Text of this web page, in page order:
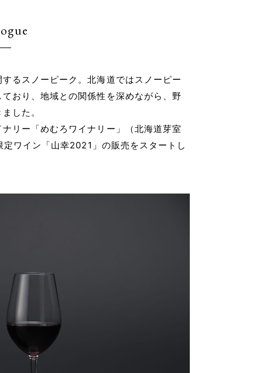
るスノーピーク。北海道ではスノーピー
おり、地域との関係性を深めながら、野
した。
リー「めむろワイナリー」（北海道芽室
ワイン「山幸2021」の販売をスタートし